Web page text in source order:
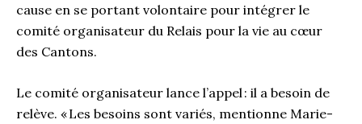
cause en se portant volontaire pour intégrer le
comité organisateur du Relais pour la vie au cœur
des Cantons.
Le comité organisateur lance l’appel : il a besoin de
relève. « Les besoins sont variés, mentionne Marie-